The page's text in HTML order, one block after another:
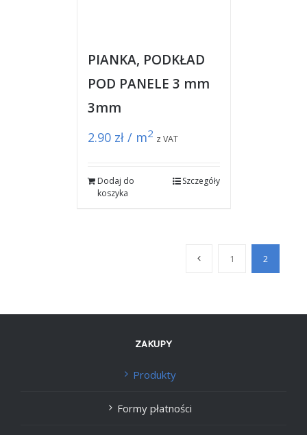
PIANKA, PODKŁAD
POD PANELE 3 mm
3mm
2.90 zł / m2 z VAT
Dodaj do
koszyka
Szczegóły
1 2
ZAKUPY
Produkty
Formy płatności